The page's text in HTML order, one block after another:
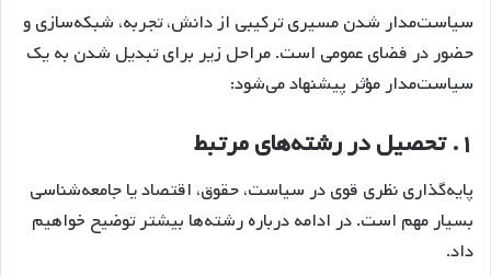
سیاست‌مدار شدن مسیری ترکیبی از دانش، تجربه، شبکه‌سازی و
حضور در فضای عمومی است. مراحل زیر برای تبدیل شدن به یک
سیاست‌مدار مؤثر پیشنهاد می‌شود:
۱. تحصیل در رشته‌های مرتبط
پایه‌گذاری نظری قوی در سیاست، حقوق، اقتصاد یا جامعه‌شناسی
بسیار مهم است. در ادامه درباره رشته‌ها بیشتر توضیح خواهیم
داد.